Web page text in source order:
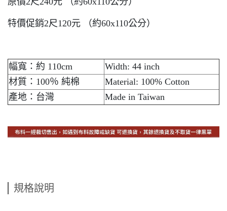
特價促銷2尺120元 （約60x110公分）
幅寬：約 110cm
Width: 44 inch
材質：100％ 純棉
Material: 100% Cotton
產地：台灣
Made in Taiwan
規格說明